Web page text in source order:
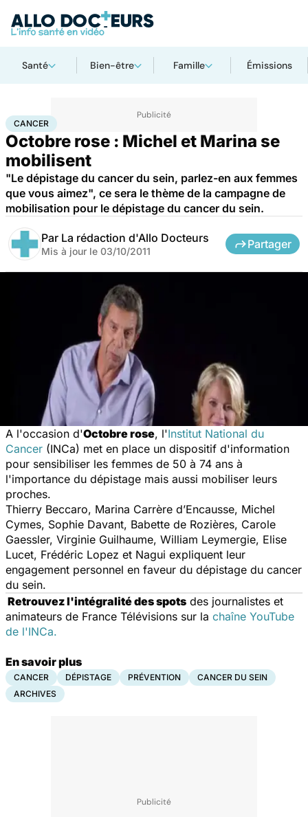
Santé Bien-être Famille Émissions
AccueilSanté Cancer
CANCER
Octobre rose : Michel et Marina se
mobilisent
"Le dépistage du cancer du sein, parlez-en aux femmes
que vous aimez", ce sera le thème de la campagne de
mobilisation pour le dépistage du cancer du sein.
Par La rédaction d'Allo Docteurs
Mis à jour le 03/10/2011
Partager
A l'occasion d'Octobre rose, l'Institut National du
Cancer (INCa) met en place un dispositif d'information
pour sensibiliser les femmes de 50 à 74 ans à
l'importance du dépistage mais aussi mobiliser leurs
proches.
Thierry Beccaro, Marina Carrère d’Encausse, Michel
Cymes, Sophie Davant, Babette de Rozières, Carole
Gaessler, Virginie Guilhaume, William Leymergie, Elise
Lucet, Frédéric Lopez et Nagui expliquent leur
engagement personnel en faveur du dépistage du cancer
du sein.
Retrouvez l'intégralité des spots des journalistes et
animateurs de France Télévisions sur la chaîne YouTube
de l'INCa.
En savoir plus
CANCER DÉPISTAGE PRÉVENTION
CANCER DU SEIN
ARCHIVES